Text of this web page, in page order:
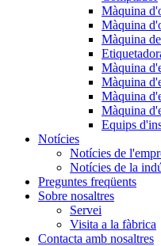
Màquina
Màquina
Màquina
Màquina
Màquina
Màquina
Màquina
Equips
Notícies
Notícies de
Notícies de la
Preguntes freqüents
Sobre nosaltres
Servei
Visita a la fàbrica
Contacta amb nosaltres